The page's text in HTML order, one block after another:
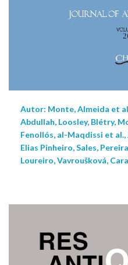
Autor: Monte, Almeida et
Abdullah, Loosley, Blétry,
Fenollós, al-Maqdissi et
Elias Pinheiro, Sales,
Loureiro, Vavroušková,